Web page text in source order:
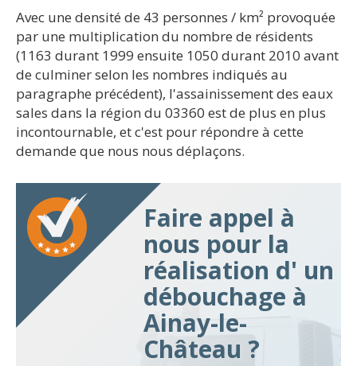
Avec une densité de 43 personnes / km² provoquée
par une multiplication du nombre de résidents
(1163 durant 1999 ensuite 1050 durant 2010 avant
de culminer selon les nombres indiqués au
paragraphe précédent), l'assainissement des eaux
sales dans la région du 03360 est de plus en plus
incontournable, et c'est pour répondre à cette
demande que nous nous déplaçons.
Faire appel à
nous pour la
réalisation d' un
débouchage à
Ainay-le-
Château ?